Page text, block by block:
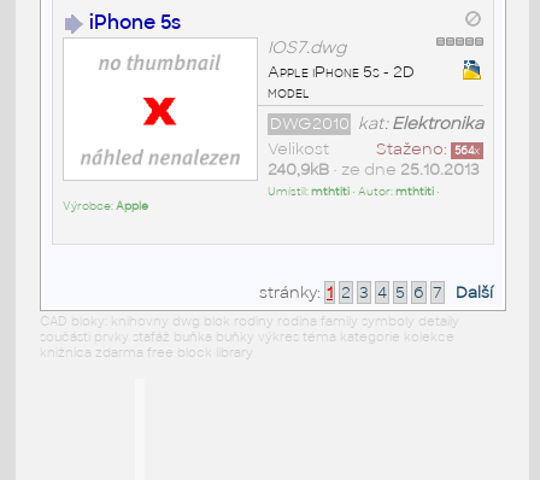
iPhone 5s
IOS7.dwg
Apple iPhone 5s - 2D
model
kat:Elektronika
DWG2010
Staženo: 564x
Velikost
240,9kB• ze dne 25.10.2013
Umístil:mthtiti• Autor:mthtiti•
Výrobce:Apple
stránky: 1 2 3 4 5 6 7 Další
CAD bloky: knihovny dwg blok rodiny rodina family symboly detaily
součásti prvky stafáž buňka buňky výkres téma kategorie kolekce
knižnica zdarma free block library